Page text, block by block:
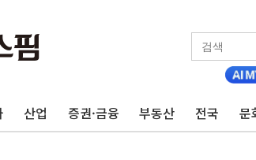
산업 증권·금융 부동산 전국 문
금리 인상 가능성 낮아지며 상승… STOXX 600 지
9월 동결 전망 우세
…"이르면 다음 주"
단 명령…트럼프 제동